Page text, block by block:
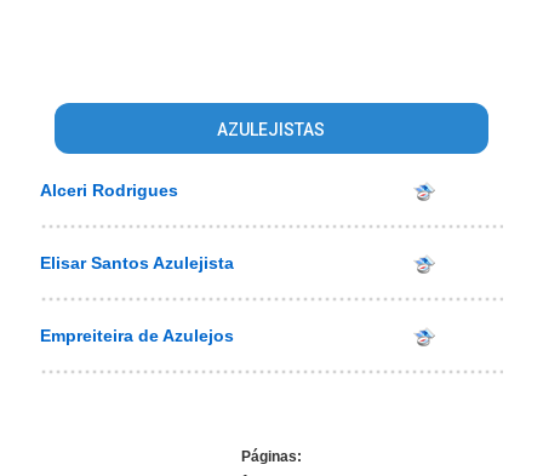
AZULEJISTAS
Alceri Rodrigues
Elisar Santos Azulejista
Empreiteira de Azulejos
Páginas: